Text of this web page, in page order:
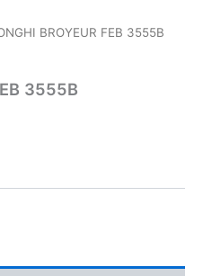
BROYEUR FEB 3555B
3555B